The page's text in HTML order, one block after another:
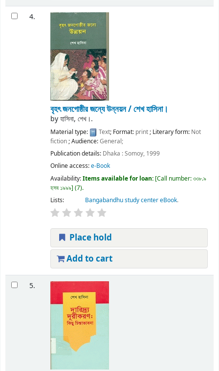
4.
বৃহৎ জনগোষ্ঠীর জন্যে উন্নয়ন /শেখ হাসিনা।
byহাসিনা, শেখ।.
Material type: Text; Format: print; Literary form: Not
fiction; Audience:General;
Publication details: Dhaka :Somoy, 1999
Online access:e-Book
Availability:Items available for loan: Call number:৩৩৮.৯
হসব ১৯৯৯ (7).
Lists:
Bangabandhu study center eBook.
Place hold
Add to cart
5.